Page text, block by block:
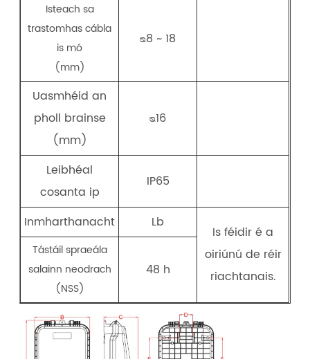
Isteach sa
trastomhas cábla
is mó
(mm)
ᴓ8 ~ 18
Uasmhéid an
pholl brainse
(mm)
ᴓ16
Leibhéal
cosanta ip
IP65
Inmharthanacht Lb
Is féidir é a
oiriúnú de réir
riachtanais.
Tástáil spraeála
salainn neodrach
(NSS)
48 h